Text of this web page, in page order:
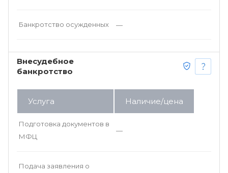
Банкротство осужденных —
Внесудебное
банкротство
Услуга Наличие/цена
Подготовка документов в
МФЦ
—
Подача заявления о